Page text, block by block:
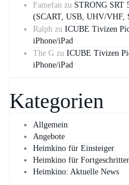
Famefan zu STRONG SRT
(SCART, USB, UHV/VHF,
Ralph zu ICUBE Tivizen
iPhone/iPad
The G zu ICUBE Tivizen
iPhone/iPad
Kategorien
Allgemein
Angebote
Heimkino für Einsteiger
Heimkino für
Heimkino: Aktuelle News